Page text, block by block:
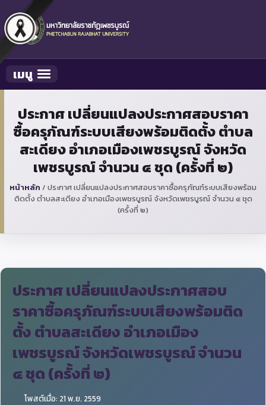
Toggle navigation
เมนู
ประกาศ เปลี่ยนแปลงประกาศสอบราคา
ซื้อครุภัณฑ์ระบบเสียงพร้อมติดตั้ง ตำบล
สะเดียง อำเภอเมืองเพชรบูรณ์ จังหวัด
เพชรบูรณ์ จำนวน ๔ ชุด (ครั้งที่ ๒)
หน้าหลัก / ประกาศ เปลี่ยนแปลงประกาศสอบราคาซื้อครุภัณฑ์ระบบเสียงพร้อม
ติดตั้ง ตำบลสะเดียง อำเภอเมืองเพชรบูรณ์ จังหวัดเพชรบูรณ์ จำนวน ๔ ชุด
(ครั้งที่ ๒)
ประกาศ เปลี่ยนแปลงประกาศสอบ
ราคาซื้อครุภัณฑ์ระบบเสียงพร้อมติด
ตั้ง ตำบลสะเดียง อำเภอเมือง
เพชรบูรณ์ จังหวัดเพชรบูรณ์ จำนวน
๔ ชุด (ครั้งที่ ๒)
โพสต์เมื่อ: 21 พ.ย. 2559